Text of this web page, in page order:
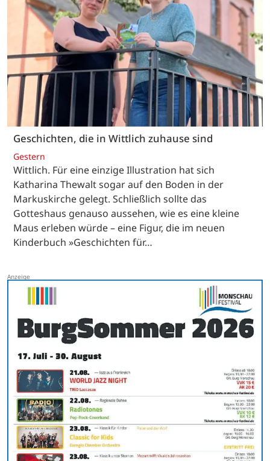
Geschichten, die in Wittlich zuhause sind
Gestern
Wittlich. Für eine einzige Illustration hat sich
Katharina Thewalt sogar auf den Boden in der
Markuskirche gelegt. Schließlich sollte das
Gotteshaus genauso aussehen, wie es eine kleine
Maus erleben würde – eine Figur, die im neuen
Kinderbuch »Geschichten für…